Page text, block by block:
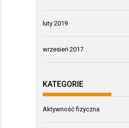
luty 2019
wrzesień 2017
KATEGORIE
Aktywność fizyczna